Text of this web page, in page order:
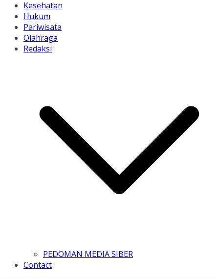
Kesehatan
Hukum
Pariwisata
Olahraga
Redaksi
PEDOMAN MEDIA SIBER
Contact